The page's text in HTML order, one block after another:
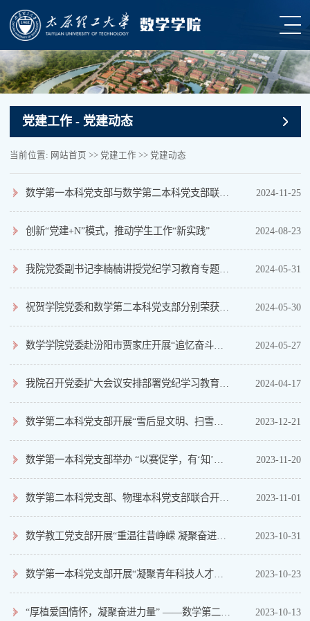
党建工作 - 党建动态
当前位置: 网站首页 >> 党建工作 >> 党建动态
数学第一本科党支部与数学第二本科党支部联合举办“红色光影映初心，党旗飘扬铸忠... 2024-11-25
创新“党建+N”模式，推动学生工作“新实践” 2024-08-23
我院党委副书记李楠楠讲授党纪学习教育专题党课 2024-05-31
祝贺学院党委和数学第二本科党支部分别荣获首批“全校党建工作标杆院系”和“全校... 2024-05-30
数学学院党委赴汾阳市贾家庄开展“追忆奋斗历程，凝聚奋进力量”主题党日活动 2024-05-27
我院召开党委扩大会议安排部署党纪学习教育工作 2024-04-17
数学第二本科党支部开展“雪后显文明、扫雪我先行”主题党日活动 2023-12-21
数学第一本科党支部举办 “以赛促学，有‘知’有味”党史知识竞赛主题党日活动 2023-11-20
数学第二本科党支部、物理本科党支部联合开展主题党日活动 2023-11-01
数学教工党支部开展“重温往昔峥嵘 凝聚奋进力量”主题党日活动 2023-10-31
数学第一本科党支部开展“凝聚青年科技人才，筑牢国家强盛之基”主题党日活动 2023-10-23
“厚植爱国情怀，凝聚奋进力量” ——数学第二本科党支部开展迎国庆党日活动 2023-10-13